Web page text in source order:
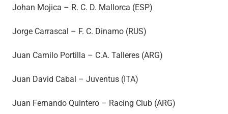
Johan Mojica – R. C. D. Mallorca (ESP)
Jorge Carrascal – F. C. Dinamo (RUS)
Juan Camilo Portilla – C.A. Talleres (ARG)
Juan David Cabal – Juventus (ITA)
Juan Fernando Quintero – Racing Club (ARG)